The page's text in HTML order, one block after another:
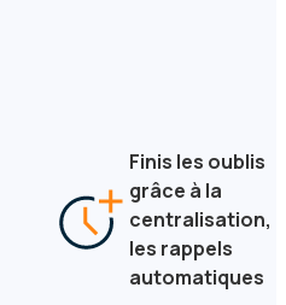
Finis les oublis
grâce à la
centralisation,
les rappels
automatiques